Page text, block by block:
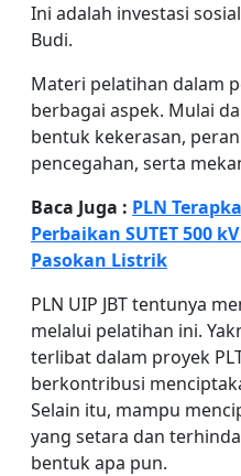
Ini adalah investasi
Budi.
Materi pelatihan dalam
berbagai aspek. Mulai
bentuk kekerasan,
pencegahan, serta
Baca Juga : PLN
Perbaikan SUTET 500
Pasokan Listrik
PLN UIP JBT tentunya
melalui pelatihan ini.
terlibat dalam proyek
berkontribusi
Selain itu, mampu
yang setara dan
bentuk apa pun.